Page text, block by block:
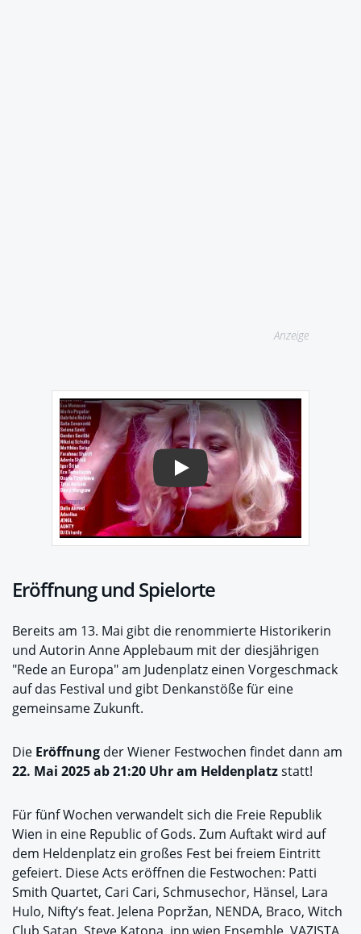
Anzeige
Play
Eröffnung und Spielorte
Bereits am 13. Mai gibt die renommierte Historikerin
und Autorin Anne Applebaum mit der diesjährigen
"Rede an Europa" am Judenplatz einen Vorgeschmack
auf das Festival und gibt Denkanstöße für eine
gemeinsame Zukunft.
Die Eröffnung der Wiener Festwochen findet dann am
22. Mai 2025 ab 21:20 Uhr am Heldenplatzstatt!
Für fünf Wochen verwandelt sich die Freie Republik
Wien in eine Republic of Gods. Zum Auftakt wird auf
dem Heldenplatz ein großes Fest bei freiem Eintritt
gefeiert. Diese Acts eröffnen die Festwochen: Patti
Smith Quartet, Cari Cari, Schmusechor, Hänsel, Lara
Hulo, Nifty’s feat. Jelena Popržan, NENDA, Braco, Witch